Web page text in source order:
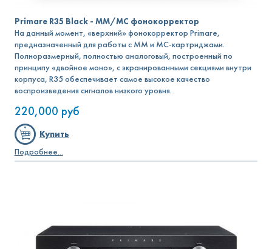
Primare R35 Black - MM/MC фонокорректор
На данный момент, «верхний» фонокорректор Primare,
предназначенный для работы с MM и MC-картриджами.
Полноразмерный, полностью аналоговый, построенный по
принципу «двойное моно», с экранированными секциями внутри
корпуса, R35 обеспечивает самое высокое качество
воспроизведения сигналов низкого уровня.
220,000 руб
Купить
Подробнее...